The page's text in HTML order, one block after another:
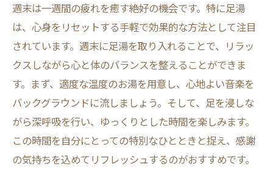
週末は一週間の疲れを癒す絶好の機会です。特に足湯
は、心身をリセットする手軽で効果的な方法として注目
されています。週末に足湯を取り入れることで、リラッ
クスしながら心と体のバランスを整えることができま
す。まず、適度な温度のお湯を用意し、心地よい音楽を
バックグラウンドに流しましょう。そして、足を浸しな
がら深呼吸を行い、ゆっくりとした時間を楽しみます。
この時間を自分にとっての特別なひとときと捉え、感謝
の気持ちを込めてリフレッシュするのがおすすめです。